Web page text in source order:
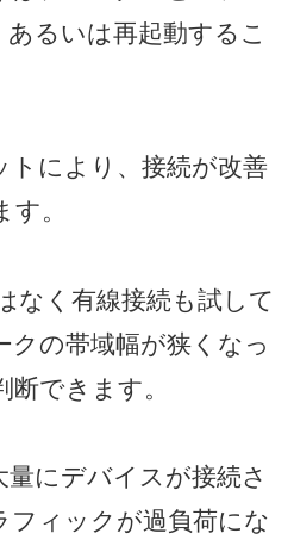
るいは再起動するこ
トにより、接続が改善
。
なく有線接続も試して
クの帯域幅が狭くなっ
できます。
にデバイスが接続さ
フィックが過負荷にな